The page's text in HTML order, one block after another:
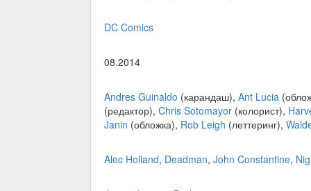
DC Comics
08.2014
Andres Guinaldo (карандаш), Ant Lucia
(редактор), Chris Sotomayor (колорист),
Janin (обложка), Rob Leigh (леттеринг),
Alec Holland, Deadman, John Constantine,